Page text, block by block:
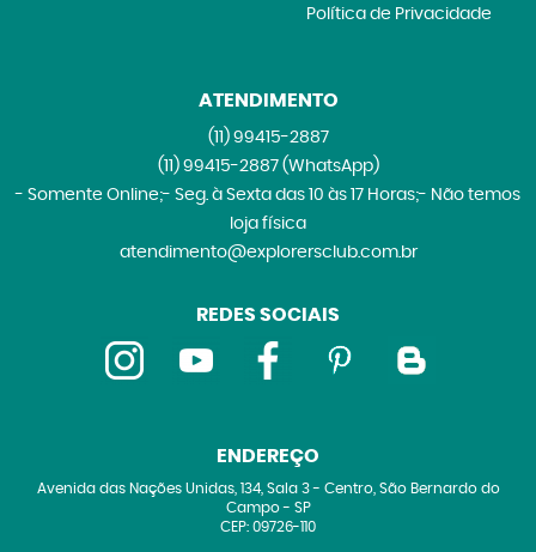
Política de Privacidade
ATENDIMENTO
(11)99415-2887
(11)99415-2887 (WhatsApp)
- Somente Online;- Seg. à Sexta das 10 às 17 Horas;- Não temos
loja física
atendimento@explorersclub.com.br
REDES SOCIAIS
ENDEREÇO
Avenida das Nações Unidas, 134, Sala 3- Centro, São Bernardo do
Campo- SP
CEP: 09726-110